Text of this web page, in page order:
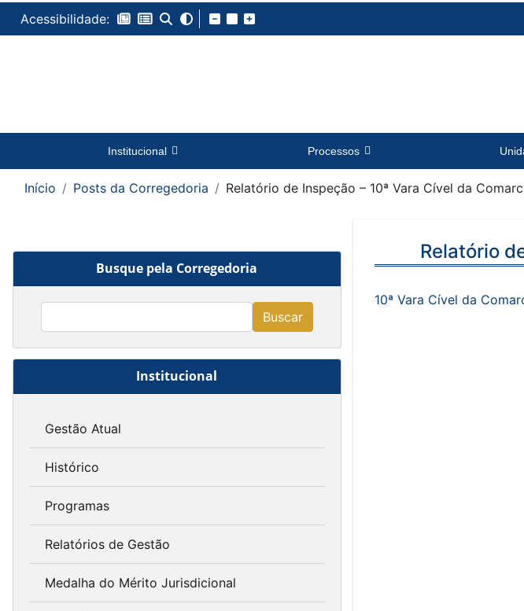
Acessibilidade:
Institucional Processos
Início Posts da Corregedoria Relatório de Inspeção – 10ª Vara Cível da
Busque pela Corregedoria
Buscar
Institucional
Gestão Atual
Histórico
Programas
Relatórios de Gestão
Medalha do Mérito Jurisdicional
Relatório
10ª Vara Cível da